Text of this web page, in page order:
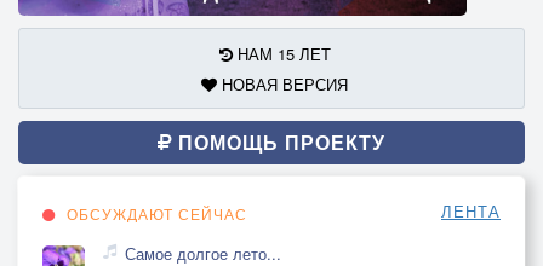
НАМ 15 ЛЕТ
НОВАЯ ВЕРСИЯ
ПОМОЩЬ ПРОЕКТУ
ОБСУЖДАЮТ СЕЙЧАС ЛЕНТА
Самое долгое лето...